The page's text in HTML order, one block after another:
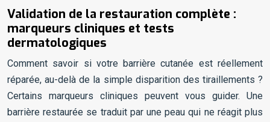
Validation de la restauration complète :
marqueurs cliniques et tests
dermatologiques
Comment savoir si votre barrière cutanée est réellement
réparée, au-delà de la simple disparition des tiraillements ?
Certains marqueurs cliniques peuvent vous guider. Une
barrière restaurée se traduit par une peau qui ne réagit plus